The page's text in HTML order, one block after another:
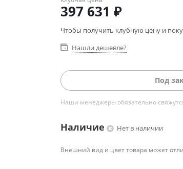
397 631 ₽
Чтобы получить клубную цену и
Нашли дешевле?
Под
Наши менеджеры обязательно
Наличие Нет в наличии
Внешний вид и цвет товара может